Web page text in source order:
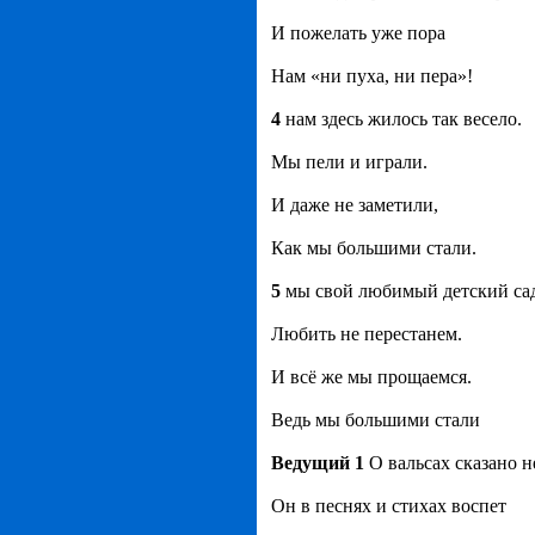
И пожелать уже пора
Нам «ни пуха, ни пера»!
4 нам здесь жилось так весело.
Мы пели и играли.
И даже не заметили,
Как мы большими стали.
5 мы свой любимый детский
Любить не перестанем.
И всё же мы прощаемся.
Ведь мы большими стали
Ведущий 1 О вальсах сказано
Он в песнях и стихах воспет